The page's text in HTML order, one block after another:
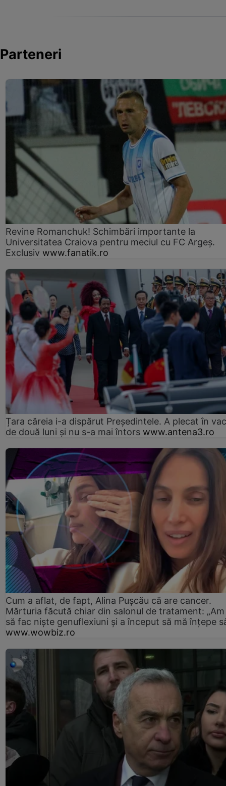
Parteneri
Revine Romanchuk! Schimbări importante la
Universitatea Craiova pentru meciul cu FC Argeş.
Exclusiv www.fanatik.ro
Țara căreia i-a dispărut Președintele. A plecat în
de două luni și nu s-a mai întors www.antena3.ro
Cum a aflat, de fapt, Alina Pușcău că are cancer.
Mărturia făcută chiar din salonul de tratament:
să fac niște genuflexiuni și a început să mă înțepe
www.wowbiz.ro